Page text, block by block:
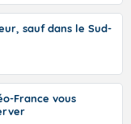
sauf dans le Sud-
France vous